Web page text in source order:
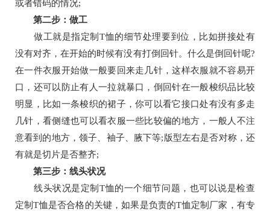
或者错码的情况;
第二步：做工
做工就是指定制T恤的细节处理要到位，比如拼接处有
没有对齐，在开始的时候有没有打倒回针。什么是倒回针呢?
在一件衣服开始做一般要回来走几针，这样衣服就不容易开
口，还可以防止有人一拉就暴口，倒回针在一般梭织品比较
明显，比如一条梭织的裙子，你可以看它接口处有没有多走
几针，看侧缝也可以看衣服一些比较偏的地方，一般人不注
意看到的地方，领子、袖子、腋下等;版型左右是否对称，还
有就是切片是否整齐;
第三步：线头状况
线头状况是定制T恤的一个细节问题，也可以说是检查
定制T恤是否合格的关键，如果是负责的T恤定制厂家，有专